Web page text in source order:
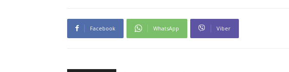
Facebook WhatsApp Viber